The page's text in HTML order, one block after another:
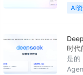
提升
容：‌
了资
用户
助理
入模
AI
时代
是的